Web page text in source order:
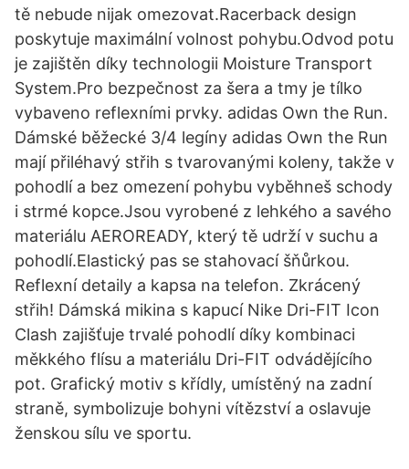
tě nebude nijak omezovat.Racerback design
poskytuje maximální volnost pohybu.Odvod potu
je zajištěn díky technologii Moisture Transport
System.Pro bezpečnost za šera a tmy je tílko
vybaveno reflexními prvky. adidas Own the Run.
Dámské běžecké 3/4 legíny adidas Own the Run
mají přiléhavý střih s tvarovanými koleny, takže v
pohodlí a bez omezení pohybu vyběhneš schody
i strmé kopce.Jsou vyrobené z lehkého a savého
materiálu AEROREADY, který tě udrží v suchu a
pohodlí.Elastický pas se stahovací šňůrkou.
Reflexní detaily a kapsa na telefon. Zkrácený
střih! Dámská mikina s kapucí Nike Dri-FIT Icon
Clash zajišťuje trvalé pohodlí díky kombinaci
měkkého flísu a materiálu Dri-FIT odvádějícího
pot. Grafický motiv s křídly, umístěný na zadní
straně, symbolizuje bohyni vítězství a oslavuje
ženskou sílu ve sportu.